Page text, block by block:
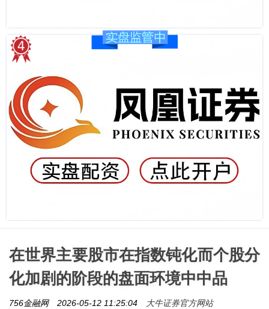
在世界主要股市在指数钝化而个股分
化加剧的阶段的盘面环境中中品
756金融网 2026-05-12 11:25:04 大牛证券官方网站